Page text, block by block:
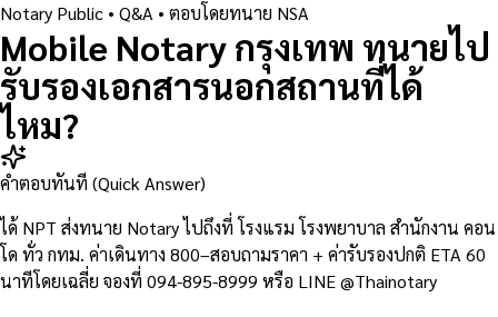
Notary Public • Q&A • ตอบโดยทนาย NSA
Mobile Notary กรุงเทพ ทนายไป
รับรองเอกสารนอกสถานที่ได้
ไหม?
คำตอบทันที (Quick Answer)
ได้ NPT ส่งทนาย Notary ไปถึงที่ โรงแรม โรงพยาบาล สำนักงาน คอน
โด ทั่ว กทม. ค่าเดินทาง 800–สอบถามราคา + ค่ารับรองปกติ ETA 60
นาทีโดยเฉลี่ย จองที่ 094-895-8999 หรือ LINE @Thainotary